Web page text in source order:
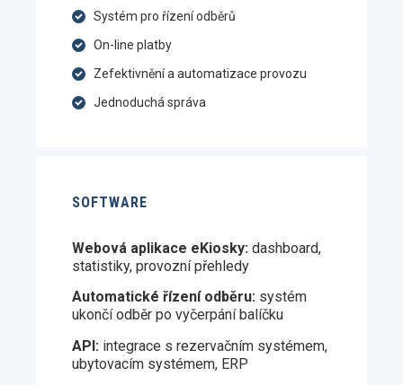
Systém pro řízení odběrů
On-line platby
Zefektivnění a automatizace provozu
Jednoduchá správa
SOFTWARE
Webová aplikace eKiosky: dashboard,
statistiky, provozní přehledy
Automatické řízení odběru: systém
ukončí odběr po vyčerpání balíčku
API: integrace s rezervačním systémem,
ubytovacím systémem, ERP